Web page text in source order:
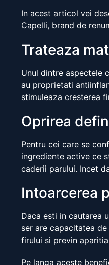
In acest articol vei
Capelli, brand de
Trateaza
Unul dintre aspectele
au proprietati
stimuleaza cresterea
Oprirea
Pentru cei care se
ingrediente active ce
caderii parului. Incet
Intoarcerea
Daca esti in cautarea
ser are capacitatea
firului si previn
Pe langa aceste